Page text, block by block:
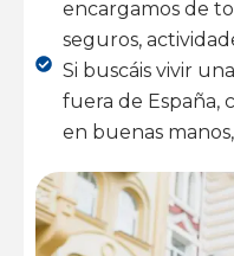
encargamos de
seguros,
Si buscáis vivir
fuera de España,
en buenas